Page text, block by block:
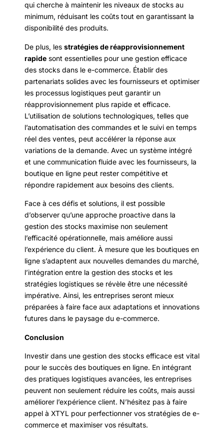
qui cherche à maintenir les niveaux de stocks au
minimum, réduisant les coûts tout en garantissant la
disponibilité des produits.
De plus, les stratégies de réapprovisionnement
rapide sont essentielles pour une gestion efficace
des stocks dans le e-commerce. Établir des
partenariats solides avec les fournisseurs et optimiser
les processus logistiques peut garantir un
réapprovisionnement plus rapide et efficace.
L’utilisation de solutions technologiques, telles que
l’automatisation des commandes et le suivi en temps
réel des ventes, peut accélérer la réponse aux
variations de la demande. Avec un système intégré
et une communication fluide avec les fournisseurs, la
boutique en ligne peut rester compétitive et
répondre rapidement aux besoins des clients.
Face à ces défis et solutions, il est possible
d’observer qu’une approche proactive dans la
gestion des stocks maximise non seulement
l’efficacité opérationnelle, mais améliore aussi
l’expérience du client. À mesure que les boutiques en
ligne s’adaptent aux nouvelles demandes du marché,
l’intégration entre la gestion des stocks et les
stratégies logistiques se révèle être une nécessité
impérative. Ainsi, les entreprises seront mieux
préparées à faire face aux adaptations et innovations
futures dans le paysage du e-commerce.
Conclusion
Investir dans une gestion des stocks efficace est vital
pour le succès des boutiques en ligne. En intégrant
des pratiques logistiques avancées, les entreprises
peuvent non seulement réduire les coûts, mais aussi
améliorer l’expérience client. N’hésitez pas à faire
appel à XTYL pour perfectionner vos stratégies de e-
commerce et maximiser vos résultats.